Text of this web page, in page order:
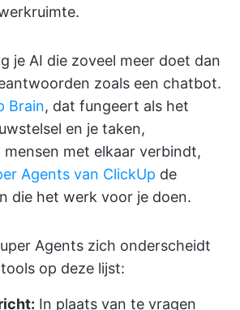
je AI die zoveel meer doet dan
zoals een chatbot.
Brain, dat fungeert als het
en je taken,
met elkaar verbindt,
Agents van ClickUp de
die het werk voor je doen.
Agents zich onderscheidt
op deze lijst:
In plaats van te vragen